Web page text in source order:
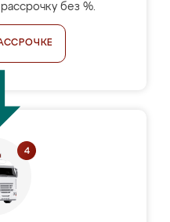
без %.